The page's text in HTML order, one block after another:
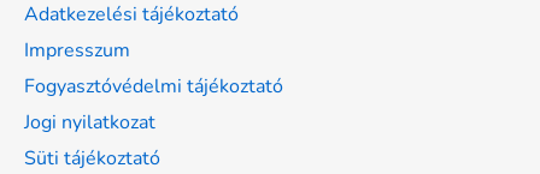
Adatkezelési tájékoztató
Impresszum
Fogyasztóvédelmi tájékoztató
Jogi nyilatkozat
Süti tájékoztató